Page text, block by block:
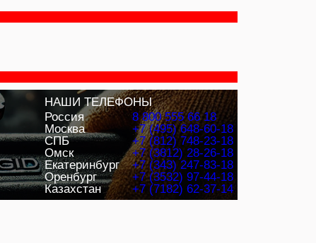
НАШИ ТЕЛЕФОНЫ
Россия
8 800 555 66 18
Москва
+7 (495) 648-60-18
СПБ
+7 (812) 748-23-18
Омск
+7 (3812) 28-26-18
Екатеринбург
+7 (343) 247-83-18
Оренбург
+7 (3532) 97-44-18
Казахстан
+7 (7182) 62-37-14